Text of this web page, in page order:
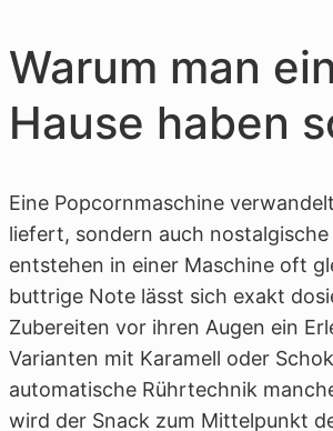
Warum man
Hause haben
Eine Popcornmaschine
liefert, sondern auch
entstehen in einer Maschine oft
buttrige Note lässt sich exakt
Zubereiten vor ihren Augen ein
Varianten mit Karamell oder
automatische Rührtechnik
wird der Snack zum Mittelpunkt